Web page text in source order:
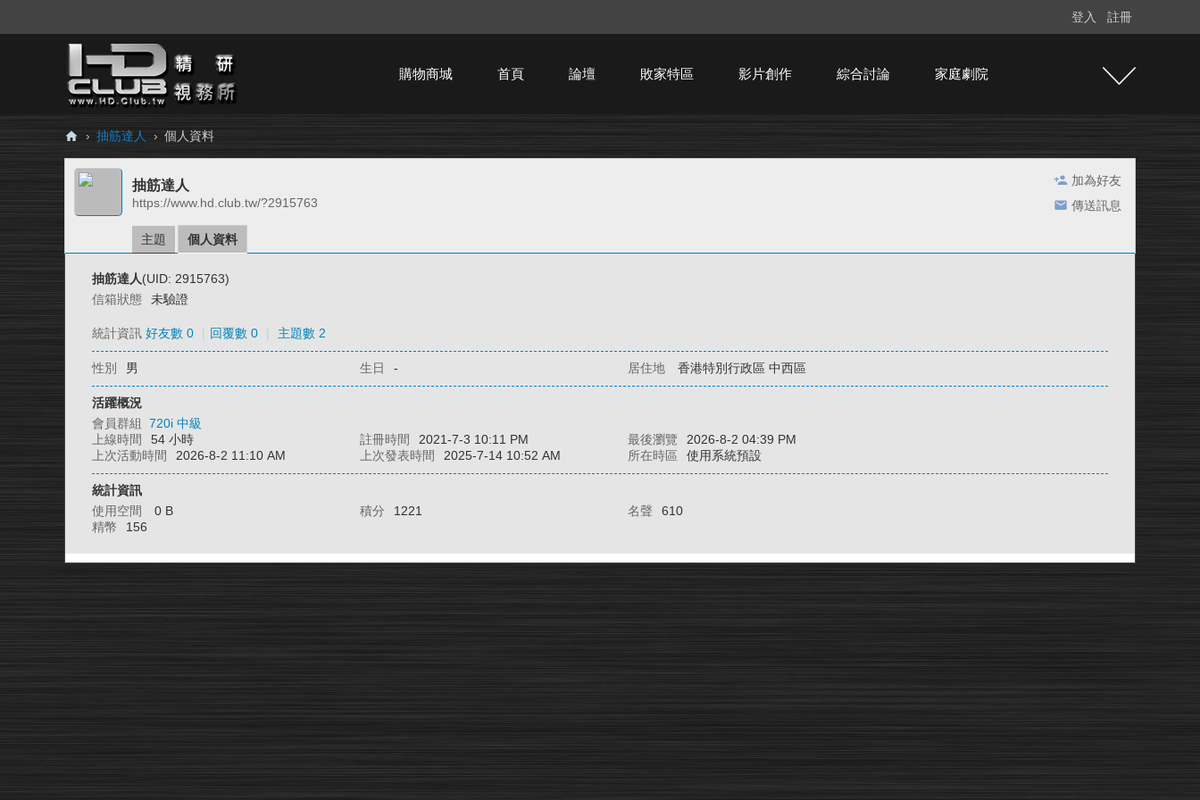
登入 註冊
購物商城 首頁 論壇 敗家特區 影片創作 綜合討論 家庭劇院
H
Cl
› 抽筋達人 › 個人資料
加為好友
傳送訊息
抽筋達人
https://www.hd.club.tw/?2915763
主題 個人資料
抽筋達人(UID: 2915763)
信箱狀態
未驗證
統計資訊 好友數 0 回覆數 0 主題數 2
性別 男 生日 - 居住地 香港特別行政區 中西區
活躍概況
會員群組 720i 中級
上線時間
54 小時 註冊時間 2021-7-3 10:11 PM 最後瀏覽
2026-8-2 04:39 PM
上次活動時間
2026-8-2 11:10 AM 上次發表時間 2025-7-14 10:52 AM 所在時區 使用系統預設
統計資訊
使用空間
0 B 積分 1221 名聲
610
精幣
156